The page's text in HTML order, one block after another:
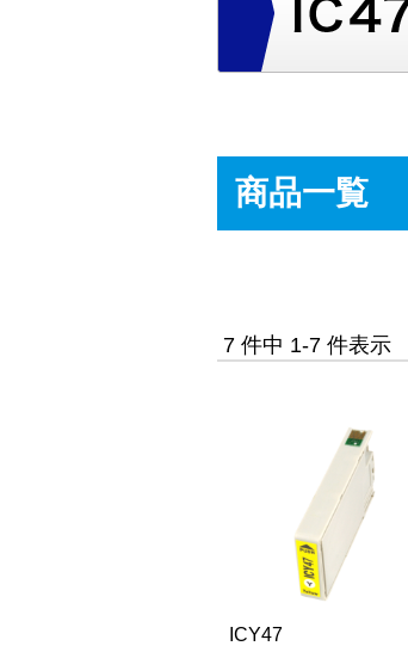
商品一覧
7 件中 1-7 件表示
ICY47